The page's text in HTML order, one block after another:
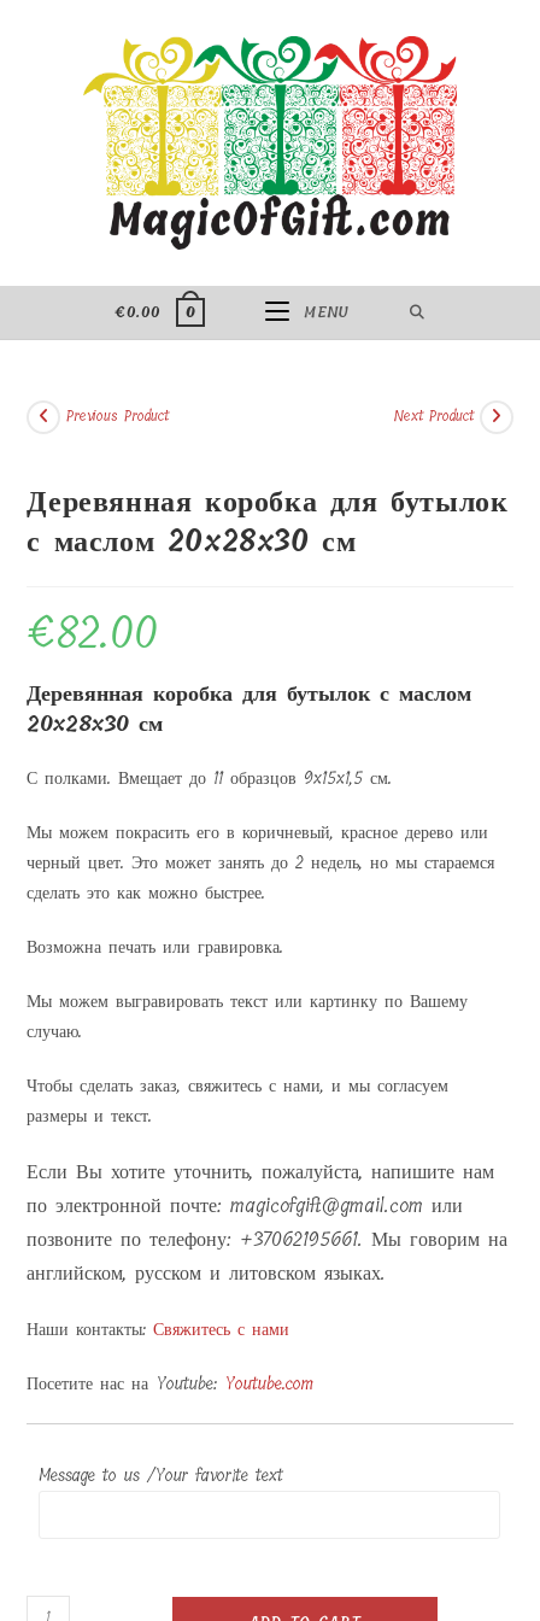
€0.00 0 MENU
Previous Product Next Product
Деревянная коробка для бутылок
с маслом 20x28x30 см
€82.00
Деревянная коробка для бутылок с маслом
20x28x30 см
С полками. Вмещает до 11 образцов 9x15x1,5 см.
Мы можем покрасить его в коричневый, красное дерево или
черный цвет. Это может занять до 2 недель, но мы стараемся
сделать это как можно быстрее.
Возможна печать или гравировка.
Мы можем выгравировать текст или картинку по Вашему
случаю.
Чтобы сделать заказ, свяжитесь с нами, и мы согласуем
размеры и текст.
Если Вы хотите уточнить, пожалуйста, напишите нам
по электронной почте: magicofgift@gmail.com или
позвоните по телефону: +37062195661. Мы говорим на
английском, русском и литовском языках.
Наши контакты:Свяжитесь с нами
Посетите нас на Youtube: Youtube.com
Message to us /Your favorite text
Деревянная